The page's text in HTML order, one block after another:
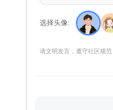
选择头像:
请文明发言，遵守社区规范